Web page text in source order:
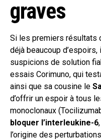
graves
Si les premiers résultats
déjà beaucoup d’espoirs,
suspicions de solution
essais Corimuno, qui
ainsi que sa cousine le
d’offrir un espoir à tous
monoclonaux
bloquer l’interleukine-6
l’origine des